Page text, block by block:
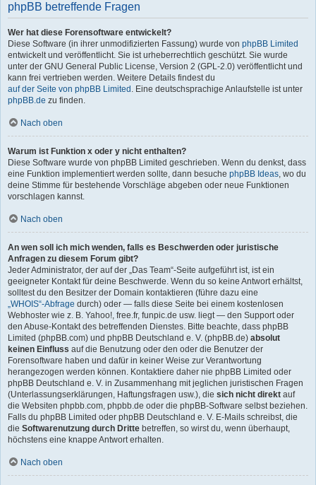
phpBB betreffende Fragen
Wer hat diese Forensoftware entwickelt?
Diese Software (in ihrer unmodifizierten Fassung) wurde von phpBB Limited
entwickelt und veröffentlicht. Sie ist urheberrechtlich geschützt. Sie wurde
unter der GNU General Public License, Version 2 (GPL-2.0) veröffentlicht und
kann frei vertrieben werden. Weitere Details findest du
auf der Seite von phpBB Limited . Eine deutschsprachige Anlaufstelle ist unter
phpBB.de zu finden.
Nach oben
Warum ist Funktion x oder y nicht enthalten?
Diese Software wurde von phpBB Limited geschrieben. Wenn du denkst, dass
eine Funktion implementiert werden sollte, dann besuche phpBB Ideas, wo du
deine Stimme für bestehende Vorschläge abgeben oder neue Funktionen
vorschlagen kannst.
Nach oben
An wen soll ich mich wenden, falls es Beschwerden oder juristische
Anfragen zu diesem Forum gibt?
Jeder Administrator, der auf der „Das Team“-Seite aufgeführt ist, ist ein
geeigneter Kontakt für deine Beschwerde. Wenn du so keine Antwort erhältst,
solltest du den Besitzer der Domain kontaktieren (führe dazu eine
„WHOIS“-Abfrage durch) oder — falls diese Seite bei einem kostenlosen
Webhoster wie z. B. Yahoo!, free.fr, funpic.de usw. liegt — den Support oder
den Abuse-Kontakt des betreffenden Dienstes. Bitte beachte, dass phpBB
Limited (phpBB.com) und phpBB Deutschland e. V. (phpBB.de) absolut
keinen Einfluss auf die Benutzung oder den oder die Benutzer der
Forensoftware haben und dafür in keiner Weise zur Verantwortung
herangezogen werden können. Kontaktiere daher nie phpBB Limited oder
phpBB Deutschland e. V. in Zusammenhang mit jeglichen juristischen Fragen
(Unterlassungserklärungen, Haftungsfragen usw.), die sich nicht direkt auf
die Websiten phpbb.com, phpbb.de oder die phpBB-Software selbst beziehen.
Falls du phpBB Limited oder phpBB Deutschland e. V. E-Mails schreibst, die
die Softwarenutzung durch Dritte betreffen, so wirst du, wenn überhaupt,
höchstens eine knappe Antwort erhalten.
Nach oben